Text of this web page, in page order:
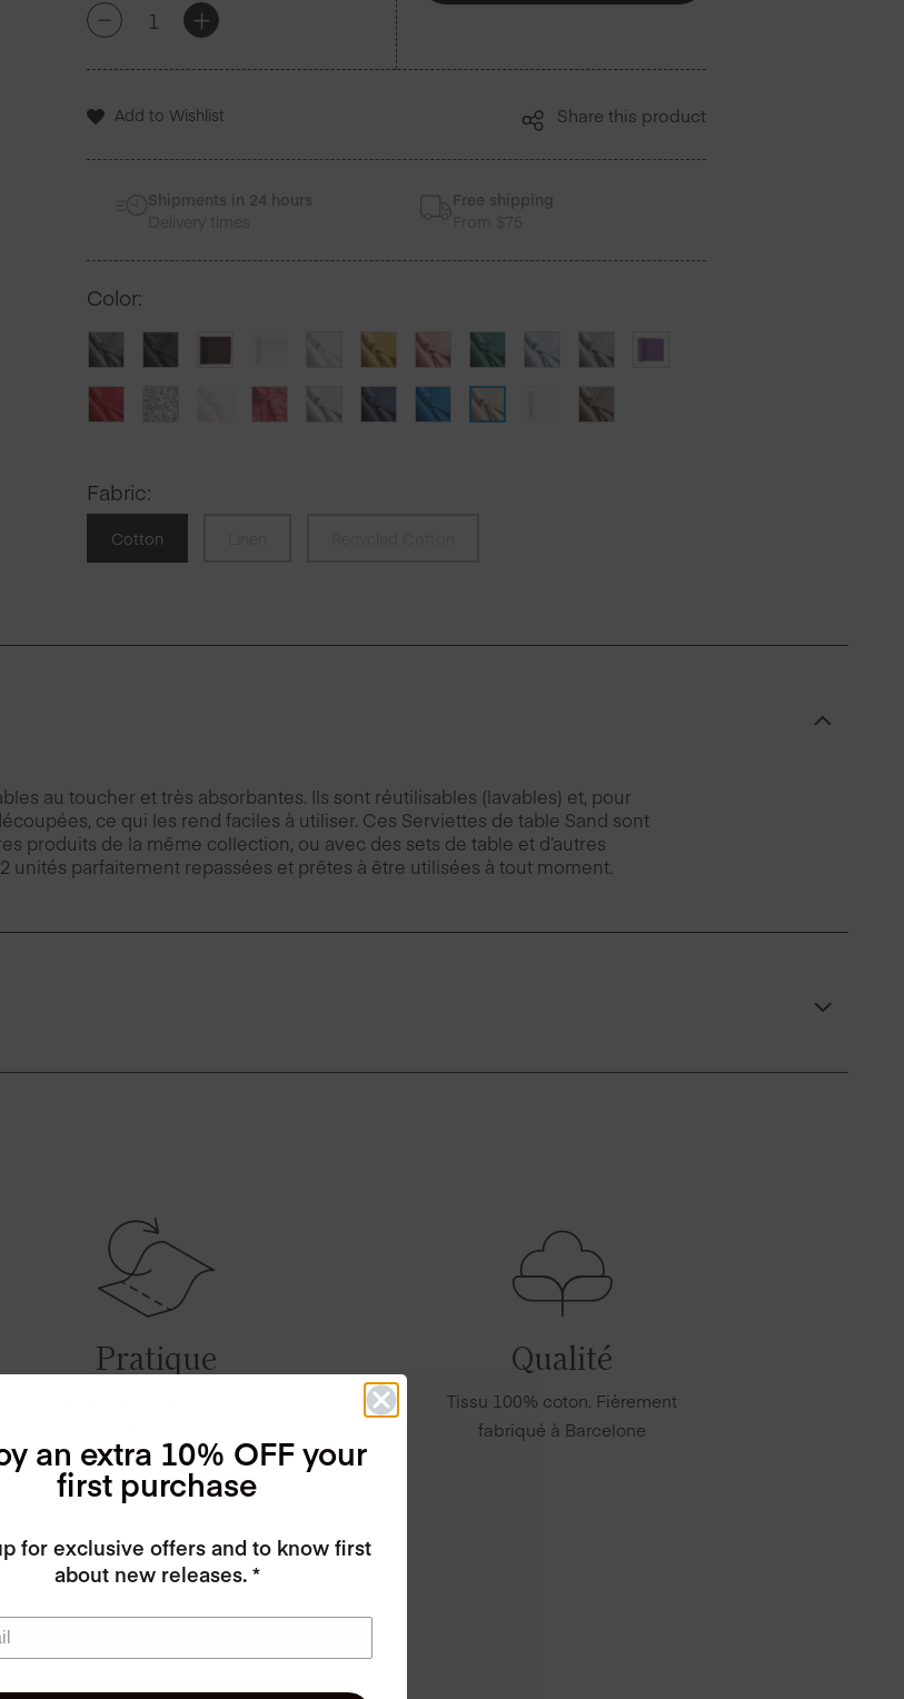
-
quantité
de
Unites
+
Add to Wishlist Share this product
Shipments in 24 hours
Delivery times
Free shipping
From $75
Color:
Fabric:
Cotton
au toucher et très absorbantes. Ils sont réutilisables (lavables) et, pour
ce qui les rend faciles à utiliser. Ces Serviettes de table Sand sont
produits de la même collection, ou avec des sets de table et d’autres
parfaitement repassées et prêtes à être utilisées à tout moment.
Pratique Qualité
Tissu 100% coton. Fièrement
fabriqué à Barcelone
an extra 10% OFF your
first purchase
for exclusive offers and to know first
about new releases. *